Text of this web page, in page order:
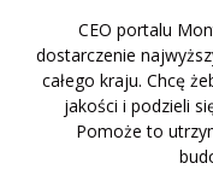
CEO portalu
dostarczenie
całego kraju. Chcę
jakości i podzieli
Pomoże to